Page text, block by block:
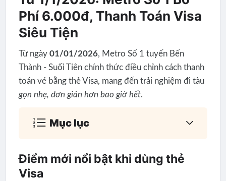
Phí 6.000đ, Thanh Toán Visa
Siêu Tiện
Từ ngày 01/01/2026, Metro Số 1 tuyến Bến
Thành - Suối Tiên chính thức điều chỉnh cách thanh
toán vé bằng thẻ Visa, mang đến trải nghiệm đi tàu
gọn nhẹ, đơn giản hơn bao giờ hết.
Mục lục
Điểm mới nổi bật khi dùng thẻ
Visa